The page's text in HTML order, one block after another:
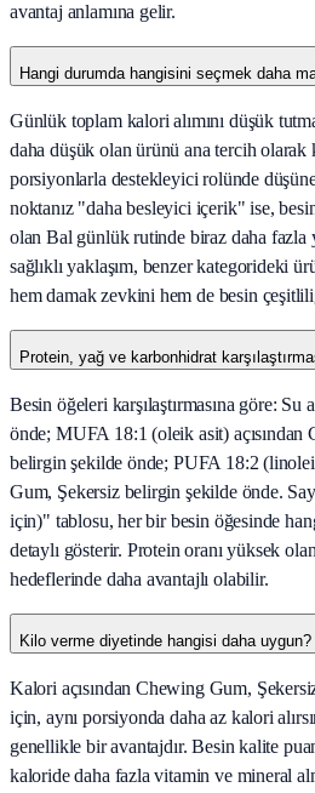
avantaj anlamına gelir.
Hangi durumda hangisini seçmek daha
Günlük toplam kalori alımını düşük
daha düşük olan ürünü ana tercih
porsiyonlarla destekleyici rolünde
noktanız "daha besleyici içerik" ise,
olan Bal günlük rutinde biraz daha fazla
sağlıklı yaklaşım, benzer kategorideki
hem damak zevkini hem de besin
Protein, yağ ve karbonhidrat
Besin öğeleri karşılaştırmasına göre: Su
önde; MUFA 18:1 (oleik asit)
belirgin şekilde önde; PUFA 18:2
Gum, Şekersiz belirgin şekilde önde.
için)" tablosu, her bir besin öğesinde
detaylı gösterir. Protein oranı yüksek
hedeflerinde daha avantajlı olabilir.
Kilo verme diyetinde hangisi daha uygun?
Kalori açısından Chewing Gum,
için, aynı porsiyonda daha az kalori
genellikle bir avantajdır. Besin kalite
kaloride daha fazla vitamin ve mineral